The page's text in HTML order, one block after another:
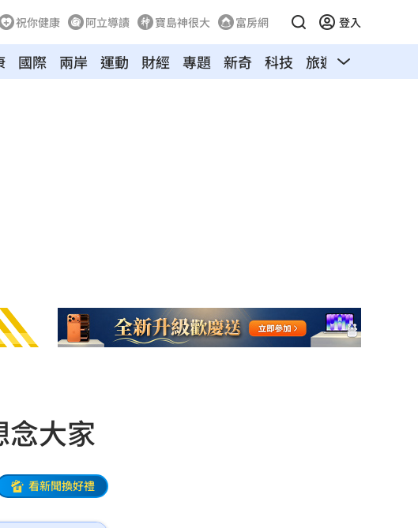
祝你健康 阿立導讀 寶島神很大 富房網 登入
國際 兩岸 運動 財經 專題 新奇 科技 旅遊 汽車
念大家
看新聞換好禮